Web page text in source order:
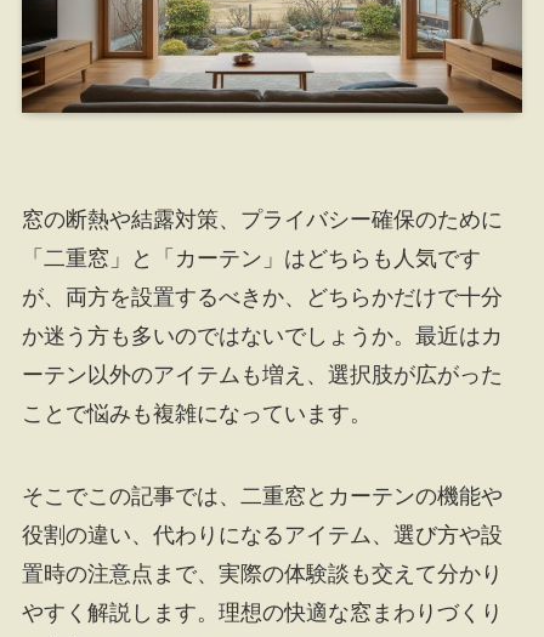
窓の断熱や結露対策、プライバシー確保のために
「二重窓」と「カーテン」はどちらも人気です
が、両方を設置するべきか、どちらかだけで十分
か迷う方も多いのではないでしょうか。最近はカ
ーテン以外のアイテムも増え、選択肢が広がった
ことで悩みも複雑になっています。
そこでこの記事では、二重窓とカーテンの機能や
役割の違い、代わりになるアイテム、選び方や設
置時の注意点まで、実際の体験談も交えて分かり
やすく解説します。理想の快適な窓まわりづくり